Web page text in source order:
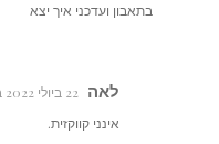
בתאבון ועדכני איך יצא
לאה 22 ביולי 2022 בשעה 11:46
אינני קווקזית.